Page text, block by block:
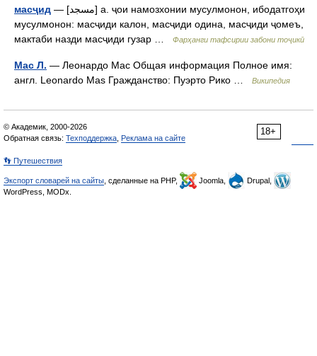
масҷид — [مسجد] а. ҷои намозхонии мусулмонон, ибодатгоҳи
мусулмонон: масҷиди калон, масҷиди одина, масҷиди ҷомеъ,
мактаби назди масҷиди гузар …
Фарҳанги тафсирии забони тоҷикӣ
Мас Л. — Леонардо Мас Общая информация Полное имя:
англ. Leonardo Mas Гражданство: Пуэрто Рико …
Википедия
18+
© Академик, 2000-2026
Обратная связь: Техподдержка Реклама на сайте
👣 Путешествия
Экспорт словарей на сайты , сделанные на PHP, Joomla,
Drupal,
WordPress, MODx.